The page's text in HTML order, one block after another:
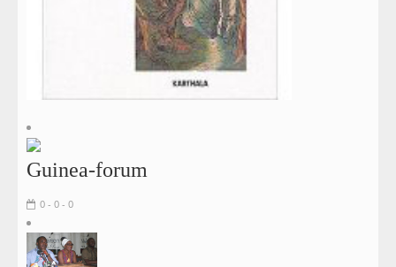
Guinea-forum
0 - 0 - 0